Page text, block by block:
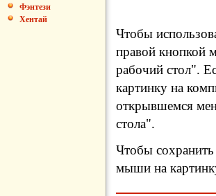
Фэнтези
Хентай
Чтобы
правой кнопкой
рабочий стол".
картинку на
открывшемся
стола".
Чтобы
мыши на